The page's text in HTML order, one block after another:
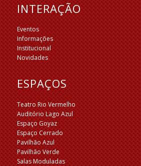
INTERAÇÃO
Eventos
Informações
Institucional
Novidades
ESPAÇOS
Teatro Rio Vermelho
Auditório Lago Azul
Espaço Goyaz
Espaço Cerrado
Pavilhão Azul
Pavilhão Verde
Salas Moduladas